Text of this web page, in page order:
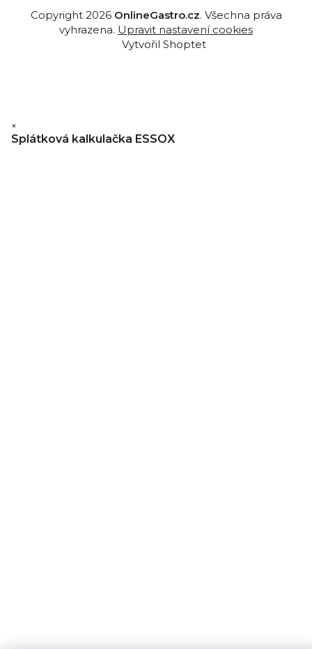
Vytvořil Shoptet
Copyright 2026 OnlineGastro.cz. Všechna práva
vyhrazena. Upravit nastavení cookies
×
Splátková kalkulačka ESSOX